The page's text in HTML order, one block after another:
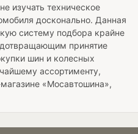
изучать техническое
досконально. Данная
систему подбора крайне
принятие
шин и колесных
ассортименту,
«Мосавтошина»,